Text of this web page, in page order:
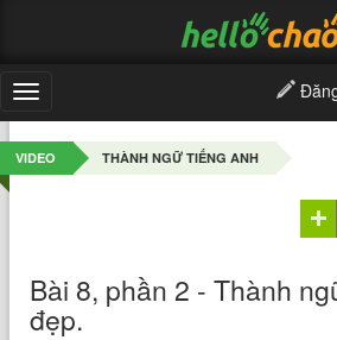
Toggle
navigation
VIDEO THÀNH NGỮ TIẾNG ANH
Bài 8, phần 2 - Thành
đẹp.